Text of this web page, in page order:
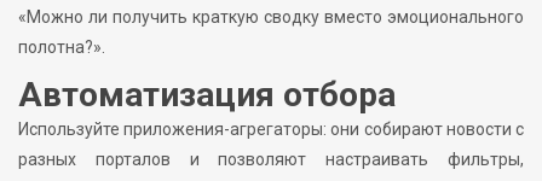
«Можно ли получить краткую сводку вместо эмоционального
полотна?».
Автоматизация отбора
Используйте приложения-агрегаторы: они собирают новости с
разных порталов и позволяют настраивать фильтры,